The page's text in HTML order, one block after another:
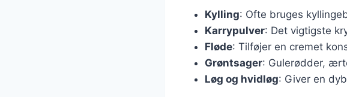
Kylling: Ofte bruges
Karrypulver: Det vigtigste
Fløde: Tilføjer en cremet
Grøntsager: Gulerødder,
Løg og hvidløg: Giver en